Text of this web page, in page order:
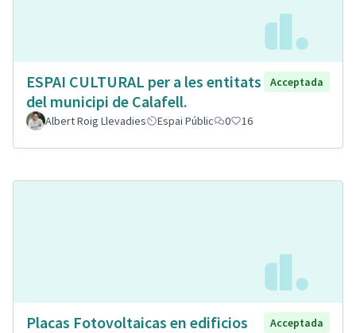
ESPAI CULTURAL per a les entitats
del municipi de Calafell.
Acceptada
Albert Roig Llevadies Espai Públic 0 16
Placas Fotovoltaicas en edificios
Acceptada